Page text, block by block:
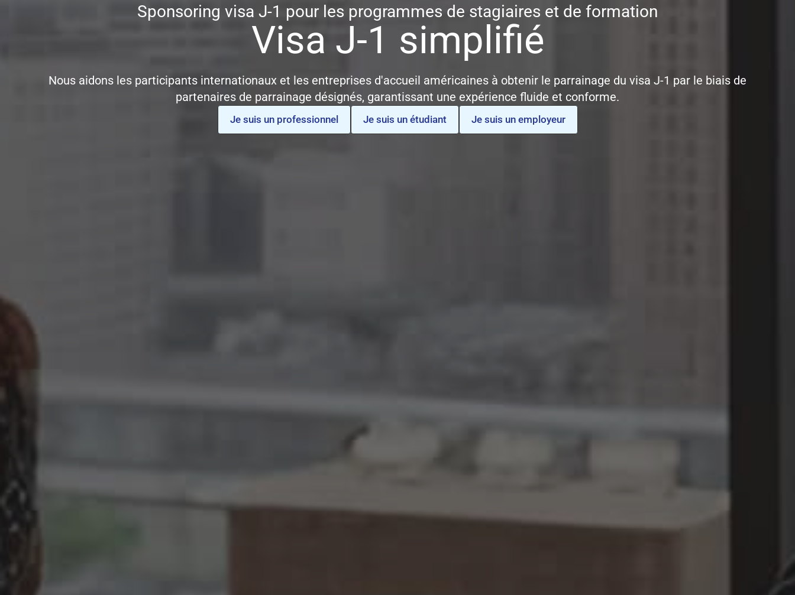
Sponsoring visa J-1 pour les programmes de stagiaires et de formation
Visa J-1 simplifié
Nous aidons les participants internationaux et les entreprises d'accueil américaines à obtenir le parrainage du visa J-1 par le biais de
partenaires de parrainage désignés, garantissant une expérience fluide et conforme.
Je suis un professionnel Je suis un étudiant Je suis un employeur